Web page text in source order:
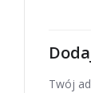
Twój